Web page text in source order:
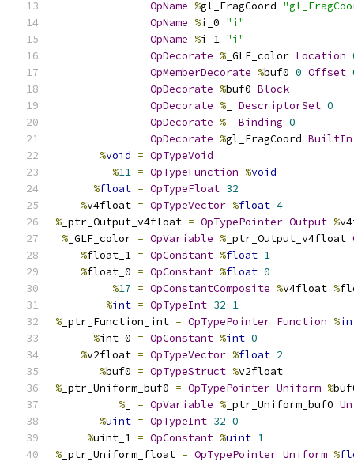
OpName %gl_FragCoord
OpName %i_0 "i"
OpName %i_1 "i"
OpDecorate % _GLF_color Location
OpMemberDecorate %buf0 0 Offset
OpDecorate %buf0 Block
OpDecorate % DescriptorSet 0
OpDecorate % Binding 0
OpDecorate %gl_FragCoord BuiltIn
%void = OpTypeVoid
%11 = OpTypeFunction %void
%float = OpTypeFloat 32
%v4float = OpTypeVector %float 4
% _ptr_Output_v4float = OpTypePointer Output %
% _GLF_color = OpVariable % _ptr_Output_v4float
%float_1 = OpConstant %float 1
%float_0 = OpConstant %float 0
%17 = OpConstantComposite %v4float %
%int = OpTypeInt 32 1
% _ptr_Function_int = OpTypePointer Function %
%int_0 = OpConstant %int 0
%v2float = OpTypeVector %float 2
%buf0 = OpTypeStruct %v2float
% _ptr_Uniform_buf0 = OpTypePointer Uniform %
%
= OpVariable % _ptr_Uniform_buf0
%uint = OpTypeInt 32 0
%uint_1 = OpConstant %uint 1
% _ptr_Uniform_float = OpTypePointer Uniform %